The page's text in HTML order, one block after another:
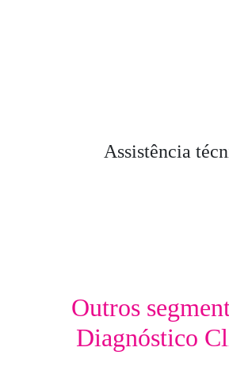
Assistência
Outros
Diagnóstico